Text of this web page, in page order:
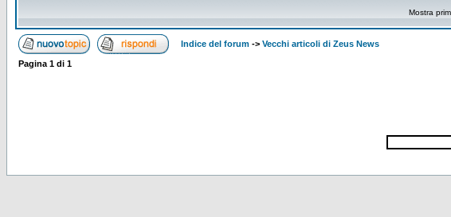
Mostra
Indice del forum -> Vecchi articoli di Zeus News
Pagina 1 di 1